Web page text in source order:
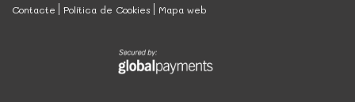
Contacte
Política de Cookies Mapa web